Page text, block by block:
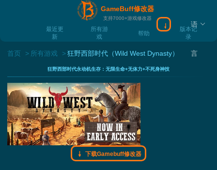
GameBuff修改器
支持7000+游戏修改器
最近更
新
所有游
戏
帮助
版本记
录
下载Gamebuff
语
言
首页 所有游戏 狂野西部时代（Wild West Dynasty）
狂野西部时代永动机生存：无限生命+无体力+不死身神技
下载Gamebuff修改器